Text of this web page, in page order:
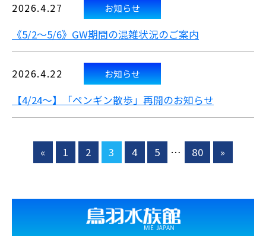
2026.4.27 お知らせ
《5/2～5/6》GW期間の混雑状況のご案内
2026.4.22 お知らせ
【4/24～】「ペンギン散歩」再開のお知らせ
« 1 2 3 4 5 … 80 »